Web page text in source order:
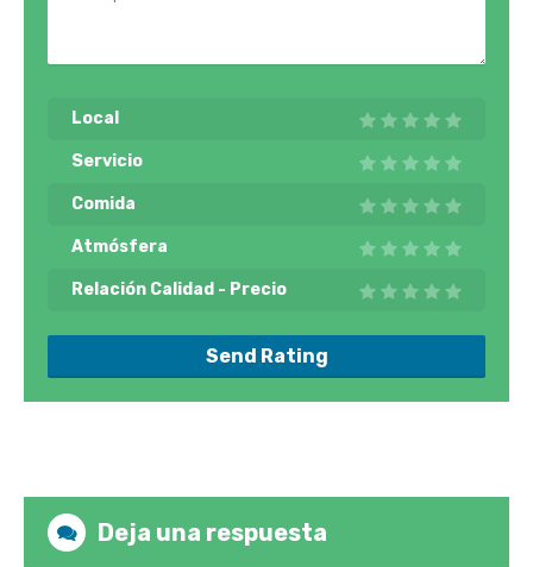
Local
Servicio
Comida
Atmósfera
Relación Calidad - Precio
Send Rating
Deja una respuesta